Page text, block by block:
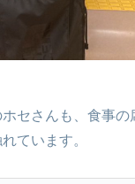
セさんも、食事の
ています。